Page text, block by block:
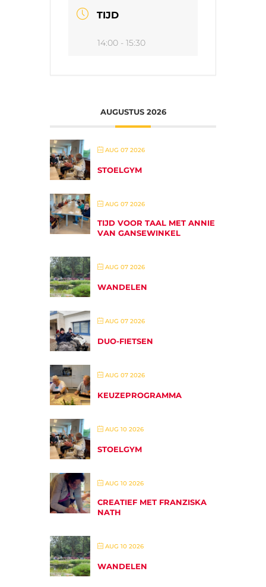
TIJD
14:00 - 15:30
AUGUSTUS 2026
AUG 07 2026
STOELGYM
AUG 07 2026
TIJD VOOR TAAL MET ANNIE
VAN GANSEWINKEL
AUG 07 2026
WANDELEN
AUG 07 2026
DUO-FIETSEN
AUG 07 2026
KEUZEPROGRAMMA
AUG 10 2026
STOELGYM
AUG 10 2026
CREATIEF MET FRANZISKA
NATH
AUG 10 2026
WANDELEN